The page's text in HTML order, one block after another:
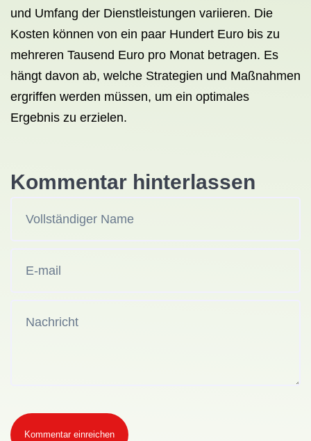
und Umfang der Dienstleistungen variieren. Die
Kosten können von ein paar Hundert Euro bis zu
mehreren Tausend Euro pro Monat betragen. Es
hängt davon ab, welche Strategien und Maßnahmen
ergriffen werden müssen, um ein optimales
Ergebnis zu erzielen.
Kommentar hinterlassen
Kommentar einreichen